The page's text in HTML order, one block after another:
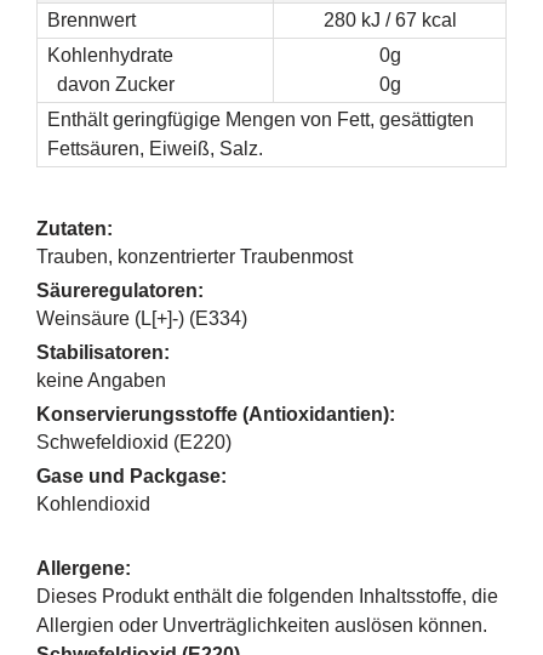
Brennwert
280 kJ / 67 kcal
Kohlenhydrate
davon Zucker
0g
0g
Enthält geringfügige Mengen von Fett, gesättigten
Fettsäuren, Eiweiß, Salz.
Zutaten:
Trauben, konzentrierter Traubenmost
Säureregulatoren:
Weinsäure (L[+]-) (E334)
Stabilisatoren:
keine Angaben
Konservierungsstoffe (Antioxidantien):
Schwefeldioxid (E220)
Gase und Packgase:
Kohlendioxid
Allergene:
Dieses Produkt enthält die folgenden Inhaltsstoffe, die
Allergien oder Unverträglichkeiten auslösen können.